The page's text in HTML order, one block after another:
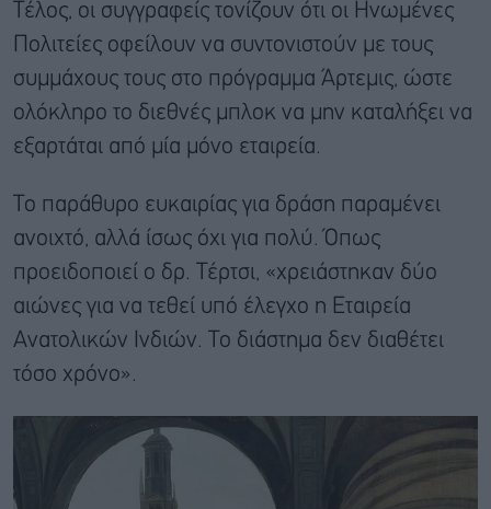
Τέλος, οι συγγραφείς τονίζουν ότι οι Ηνωμένες
Πολιτείες οφείλουν να συντονιστούν με τους
συμμάχους τους στο πρόγραμμα Άρτεμις, ώστε
ολόκληρο το διεθνές μπλοκ να μην καταλήξει να
εξαρτάται από μία μόνο εταιρεία.
Το παράθυρο ευκαιρίας για δράση παραμένει
ανοιχτό, αλλά ίσως όχι για πολύ. Όπως
προειδοποιεί ο δρ. Τέρτσι, «χρειάστηκαν δύο
αιώνες για να τεθεί υπό έλεγχο η Εταιρεία
Ανατολικών Ινδιών. Το διάστημα δεν διαθέτει
τόσο χρόνο».